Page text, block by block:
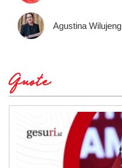
Agustina Wilujeng
Quote